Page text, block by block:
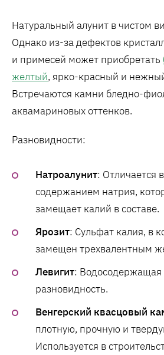
Натуральный алунит в чистом
Однако из-за дефектов
и примесей может приобретать
желтый, ярко-красный и
Встречаются камни бледно-
аквамариновых оттенков.
Разновидности:
Натроалунит: Отличается
содержанием натрия,
замещает калий в составе.
Ярозит: Сульфат калия, в
замещен трехвалентным
Левигит: Водосодержащая
разновидность.
Венгерский квасцовый
плотную, прочную и
Используется в